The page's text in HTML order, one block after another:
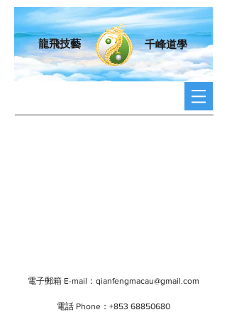
龍飛技藝 千峰道學
電子郵箱 E-mail： qianfengmacau@gmail.com
電話 Phone：+853 68850680